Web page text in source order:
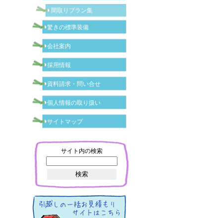
間取りプラン集
驚きの標準装備
会社案内
採用情報
資料請求・問い合せ
個人情報の取り扱い
サイトマップ
サイト内の検索